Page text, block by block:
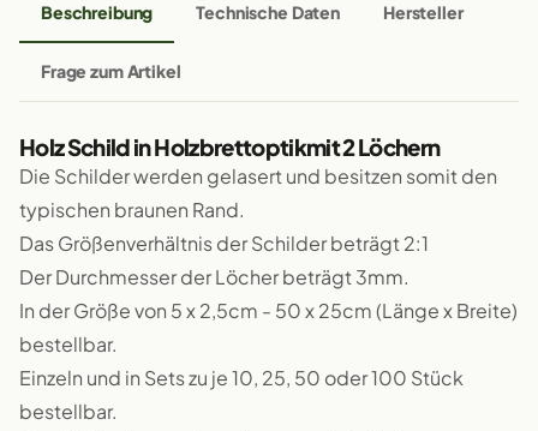
Beschreibung Technische Daten Hersteller
Frage zum Artikel
Holz Schild in Holzbrettoptikmit 2 Löchern
Die Schilder werden gelasert und besitzen somit den
typischen braunen Rand.
Das Größenverhältnis der Schilder beträgt 2:1
Der Durchmesser der Löcher beträgt 3mm.
In der Größe von 5 x 2,5cm - 50 x 25cm (Länge x Breite)
bestellbar.
Einzeln und in Sets zu je 10, 25, 50 oder 100 Stück
bestellbar.